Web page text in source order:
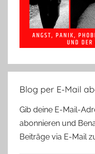
Blog per E-Mail
Gib deine E-Mail-
abonnieren und
Beiträge via E-Mail